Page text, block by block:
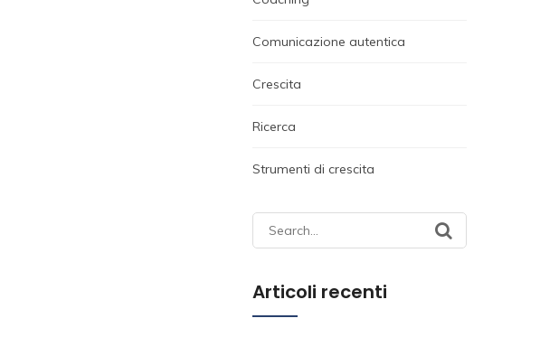
Comunicazione autentica
Crescita
Ricerca
Strumenti di crescita
Search
for:
Articoli recenti